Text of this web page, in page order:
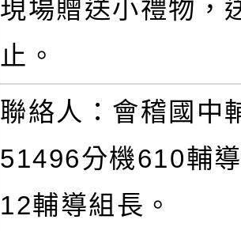
現場贈送小禮物，
止。
聯絡人：會稽國中
51496分機610輔
12輔導組長。